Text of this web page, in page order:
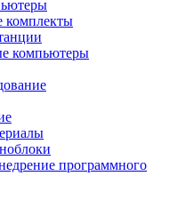
комплекты
компьютеры
программного